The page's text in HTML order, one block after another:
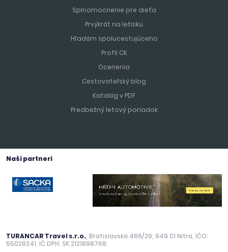
Splnomocnenie pre dieťa
Prvýkrát na letisku
Hľadám spolucestujúceho
Profil CK
Ocenenia
Cestovateľský blog
Katalóg v PDF
Predbežný letový poriadok
Naši partneri
TURANCAR Travel s.r.o. , Bratislavská 466/29, 949 01 Nitra, IČO:
55028241, IČ DPH: SK 2121898768.